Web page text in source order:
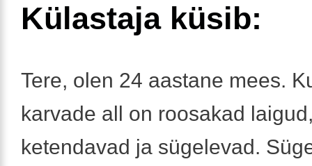
Külastaja küsib:
Tere, olen 24 aastane mees.
karvade all on roosakad
ketendavad ja sügelevad.